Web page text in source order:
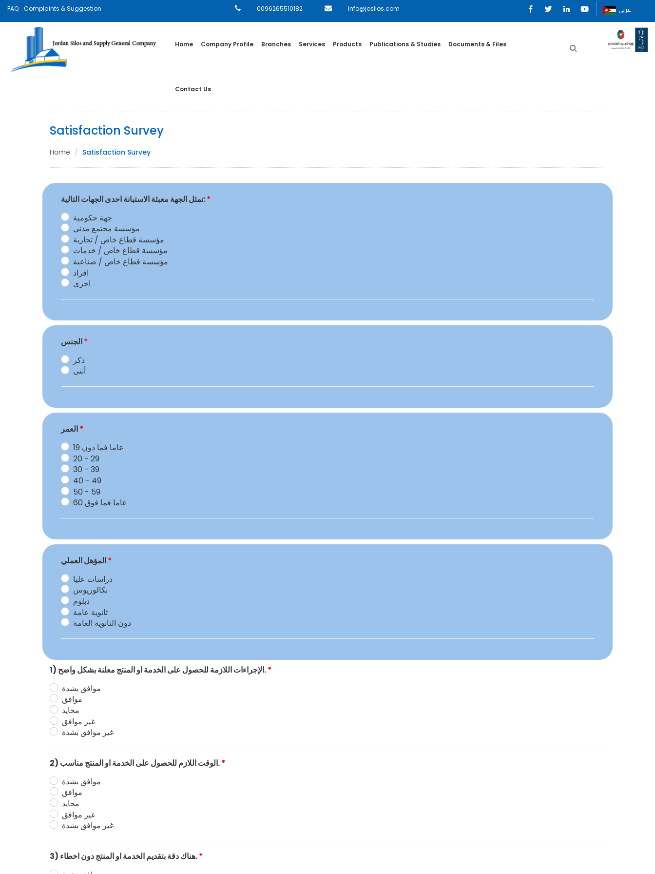
FAQ Complaints & Suggestion 0096265510182 info@josilos.com عربي
Home Company Profile Branches Services Products Publications & Studies Documents & Files
Contact Us
Satisfaction Survey
Home Satisfaction Survey
تمثل الجهة معبئة الاستبانة احدى الجهات التالية:*
جهة حكومية
مؤسسة مجتمع مدني
مؤسسة قطاع خاص / تجارية
مؤسسة قطاع خاص / خدمات
مؤسسة قطاع خاص / صناعية
افراد
اخرى
*
ذكر
أنثى
*
19 عاما فما دون
20 - 29
30 - 39
40 - 49
50 - 59
60 عاما فما فوق
*
دراسات عليا
بكالوريوس
دبلوم
ثانوية عامة
دون الثانوية العامة
1) الإجراءات اللازمة للحصول على الخدمة او المنتج معلنة بشكل واضح.*
موافق بشدة
موافق
محايد
غير موافق
غير موافق بشدة
2) الوقت اللازم للحصول على الخدمة او المنتج مناسب.*
موافق بشدة
موافق
محايد
غير موافق
غير موافق بشدة
3) هناك دقة بتقديم الخدمة او المنتج دون اخطاء.*